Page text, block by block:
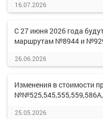
16.07.2026
С 27 июня 2026 года
маршрутам №8944 и
26.06.2026
Изменения в стоимости
25.05.2026